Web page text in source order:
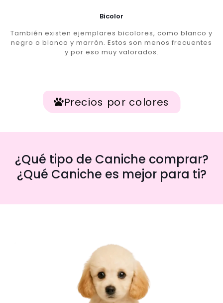
Bicolor
También existen ejemplares bicolores, como blanco y
negro o blanco y marrón. Estos son menos frecuentes
y por eso muy valorados.
Precios por colores
¿Qué tipo de Caniche comprar?
¿Qué Caniche es mejor para ti?